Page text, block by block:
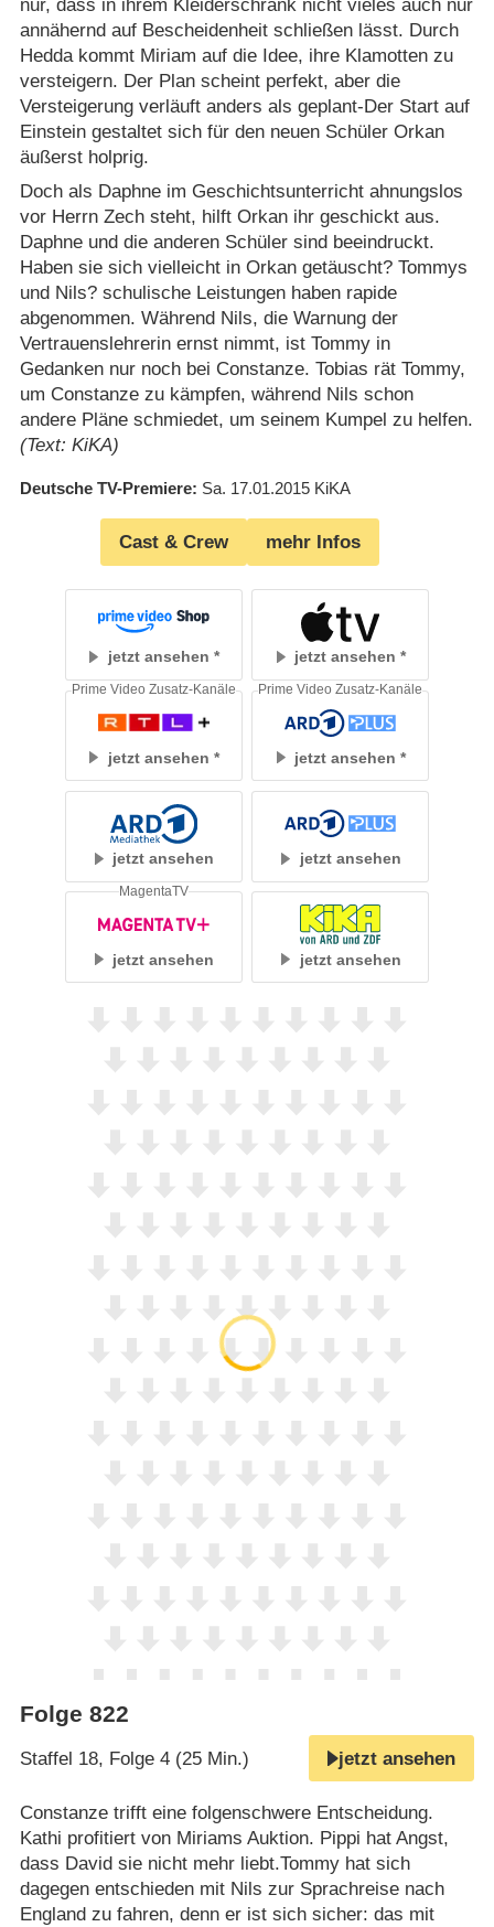
nur, dass in ihrem Kleiderschrank nicht vieles auch nur
annähernd auf Bescheidenheit schließen lässt. Durch
Hedda kommt Miriam auf die Idee, ihre Klamotten zu
versteigern. Der Plan scheint perfekt, aber die
Versteigerung verläuft anders als geplant-Der Start auf
Einstein gestaltet sich für den neuen Schüler Orkan
äußerst holprig.
Doch als Daphne im Geschichtsunterricht ahnungslos
vor Herrn Zech steht, hilft Orkan ihr geschickt aus.
Daphne und die anderen Schüler sind beeindruckt.
Haben sie sich vielleicht in Orkan getäuscht? Tommys
und Nils? schulische Leistungen haben rapide
abgenommen. Während Nils, die Warnung der
Vertrauenslehrerin ernst nimmt, ist Tommy in
Gedanken nur noch bei Constanze. Tobias rät Tommy,
um Constanze zu kämpfen, während Nils schon
andere Pläne schmiedet, um seinem Kumpel zu helfen.
(Text: KiKA)
Deutsche TV-Premiere Sa. 17.01.2015 KiKA
Cast & Crew mehr Infos
jetzt ansehen jetzt ansehen
jetzt ansehen
Prime Video Zusatz-Kanäle
jetzt ansehen
Prime Video Zusatz-Kanäle
jetzt ansehen jetzt ansehen
jetzt ansehen
MagentaTV
jetzt ansehen
Folge 822
Staffel 18, Folge 4 (25 Min.) jetzt ansehen
Constanze trifft eine folgenschwere Entscheidung.
Kathi profitiert von Miriams Auktion. Pippi hat Angst,
dass David sie nicht mehr liebt.Tommy hat sich
dagegen entschieden mit Nils zur Sprachreise nach
England zu fahren, denn er ist sich sicher: das mit